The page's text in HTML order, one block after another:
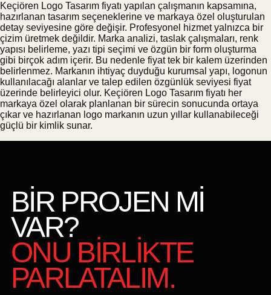
Keçiören Logo Tasarım fiyatı yapılan çalışmanın kapsamına,
hazırlanan tasarım seçeneklerine ve markaya özel oluşturulan
detay seviyesine göre değişir. Profesyonel hizmet yalnızca bir
çizim üretmek değildir. Marka analizi, taslak çalışmaları, renk
yapısı belirleme, yazı tipi seçimi ve özgün bir form oluşturma
gibi birçok adım içerir. Bu nedenle fiyat tek bir kalem üzerinden
belirlenmez. Markanın ihtiyaç duyduğu kurumsal yapı, logonun
kullanılacağı alanlar ve talep edilen özgünlük seviyesi fiyat
üzerinde belirleyici olur. Keçiören Logo Tasarım fiyatı her
markaya özel olarak planlanan bir sürecin sonucunda ortaya
çıkar ve hazırlanan logo markanın uzun yıllar kullanabileceği
güçlü bir kimlik sunar.
BİR PROJEN Mİ
VAR?
ONU BİRLİKTE
PARLATALIM.